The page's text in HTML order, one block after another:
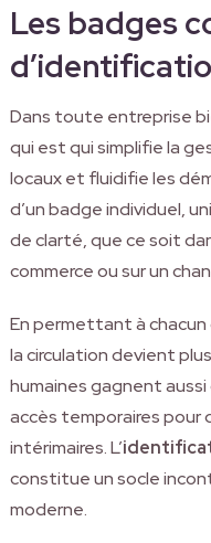
Les badges
Dans toute entreprise
qui est qui simplifie la
locaux et fluidifie les
d’un badge individuel,
de clarté, que ce soit
commerce ou sur un
En permettant à chacun
la circulation devient
humaines gagnent
accès temporaires pour
intérimaires. L’
constitue un socle
moderne.